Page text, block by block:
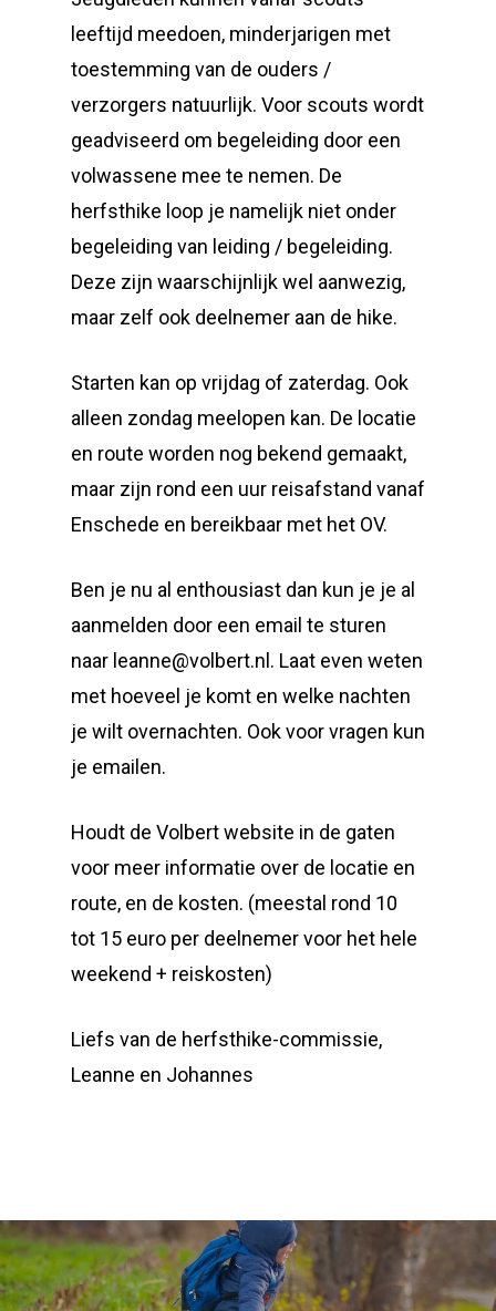
leeftijd meedoen, minderjarigen met
toestemming van de ouders /
verzorgers natuurlijk. Voor scouts wordt
geadviseerd om begeleiding door een
volwassene mee te nemen. De
herfsthike loop je namelijk niet onder
begeleiding van leiding / begeleiding.
Deze zijn waarschijnlijk wel aanwezig,
maar zelf ook deelnemer aan de hike.
Starten kan op vrijdag of zaterdag. Ook
alleen zondag meelopen kan. De locatie
en route worden nog bekend gemaakt,
maar zijn rond een uur reisafstand vanaf
Enschede en bereikbaar met het OV.
Ben je nu al enthousiast dan kun je je al
aanmelden door een email te sturen
naar leanne@volbert.nl. Laat even weten
met hoeveel je komt en welke nachten
je wilt overnachten. Ook voor vragen kun
je emailen.
Houdt de Volbert website in de gaten
voor meer informatie over de locatie en
route, en de kosten. (meestal rond 10
tot 15 euro per deelnemer voor het hele
weekend + reiskosten)
Liefs van de herfsthike-commissie,
Leanne en Johannes